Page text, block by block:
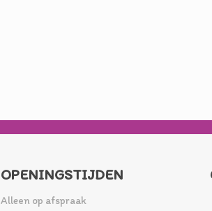
OPENINGSTIJDEN
Alleen op afspraak